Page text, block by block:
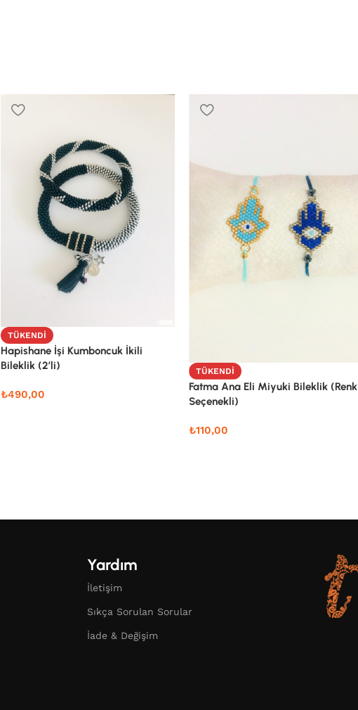
TÜKENDI
Hapishane İşi Kumboncuk İkili
Bileklik (2’li)
₺490,00
TÜKENDI
Fatma Ana Eli Miyuki Bileklik (Renk
Seçenekli)
₺110,00
Yardım
İletişim
Sıkça Sorulan Sorular
İade & Değişim